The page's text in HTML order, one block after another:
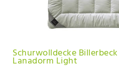
Schurwolldecke
Lanadorm Light